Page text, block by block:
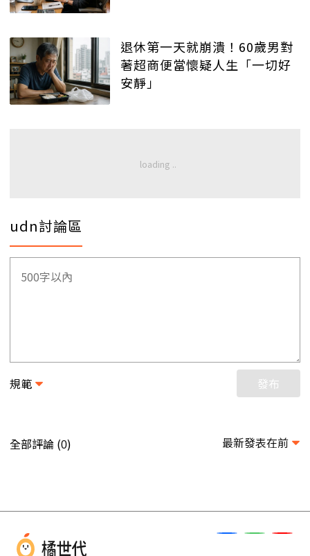
退休第一天就崩潰！60歲男對
著超商便當懷疑人生「一切好
安靜」
udn討論區
規範 發布
全部評論 (0) 最新發表在前